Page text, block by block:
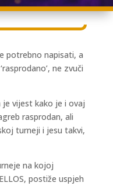
potrebno napisati, a
ne zvuči
je vijest kako je i ovaj
rasprodan, ali
turneji i jesu takvi,
na kojoj
postiže uspjeh